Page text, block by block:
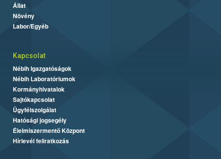
Állat
Növény
Labor/Egyéb
Kapcsolat
Nébih Igazgatóságok
Nébih Laboratóriumok
Kormányhivatalok
Sajtókapcsolat
Ügyfélszolgálat
Hatósági jogsegély
Élelmiszermentő Központ
Hírlevél feliratkozás